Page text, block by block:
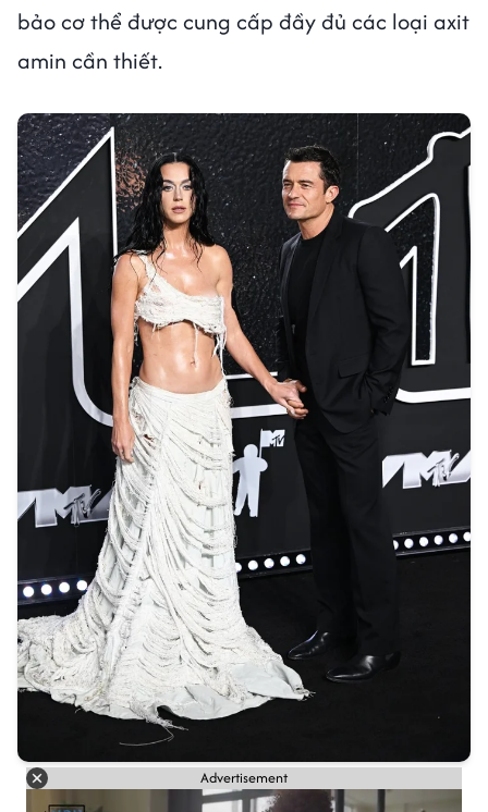
bảo cơ thể được cung cấp đầy đủ các loại axit
amin cần thiết.
Advertisement